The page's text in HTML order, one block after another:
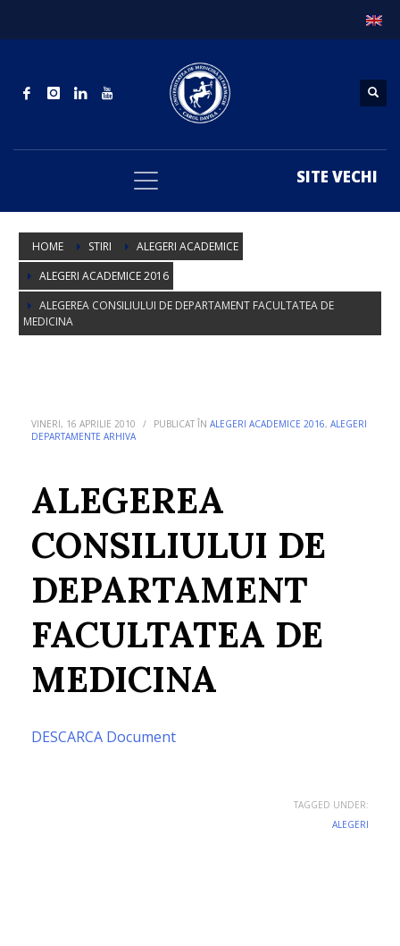
SITE VECHI
HOME STIRI
ALEGERI ACADEMICE
ALEGERI ACADEMICE 2016
ALEGEREA CONSILIULUI DE DEPARTAMENT FACULTATEA DE
MEDICINA
VINERI, 16 APRILIE 2010 / PUBLICAT ÎN ALEGERI ACADEMICE 2016, ALEGERI
DEPARTAMENTE ARHIVA
ALEGEREA
CONSILIULUI DE
DEPARTAMENT
FACULTATEA DE
MEDICINA
DESCARCA Document
TAGGED UNDER:
ALEGERI